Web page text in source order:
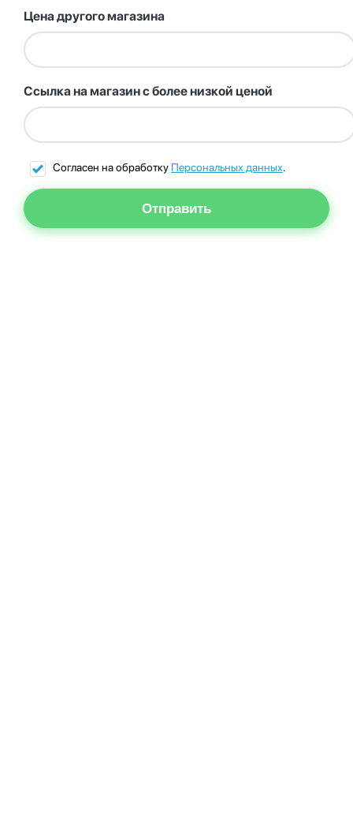
Цена другого магазина
Ссылка на магазин с более низкой ценой
Согласен на обработку Персональных данных.
Отправить